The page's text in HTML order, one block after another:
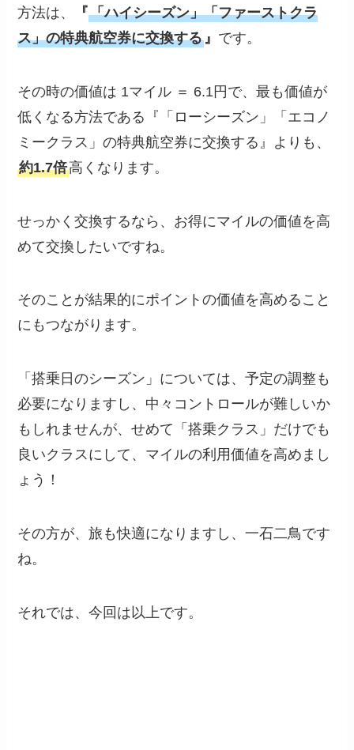
方法は、
『「ハイシーズン」「ファーストクラ
ス」の特典航空券に交換する 』 です。
その時の価値は 1マイル ＝ 6.1円で、最も価値が
低くなる方法である『「ローシーズン」「エコノ
ミークラス」の特典航空券に交換する』よりも、
約1.7倍高くなります。
せっかく交換するなら、お得にマイルの価値を高
めて交換したいですね。
そのことが結果的にポイントの価値を高めること
にもつながります。
「搭乗日のシーズン」については、予定の調整も
必要になりますし、中々コントロールが難しいか
もしれませんが、せめて「搭乗クラス」だけでも
良いクラスにして、マイルの利用価値を高めまし
ょう！
その方が、旅も快適になりますし、一石二鳥です
ね。
それでは、今回は以上です。